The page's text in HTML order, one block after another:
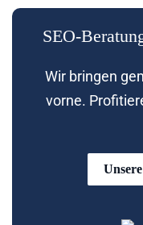
SEO-
Wir bringen
vorne.